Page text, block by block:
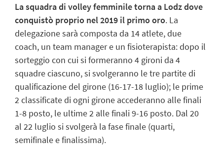
La squadra di volley femminile torna a Lodz dove
conquistò proprio nel 2019 il primo oro. La
delegazione sarà composta da 14 atlete, due
coach, un team manager e un fisioterapista: dopo il
sorteggio con cui si formeranno 4 gironi da 4
squadre ciascuno, si svolgeranno le tre partite di
qualificazione del girone (16-17-18 luglio); le prime
2 classificate di ogni girone accederanno alle finali
1-8 posto, le ultime 2 alle finali 9-16 posto. Dal 20
al 22 luglio si svolgerà la fase finale (quarti,
semifinale e finalissima).